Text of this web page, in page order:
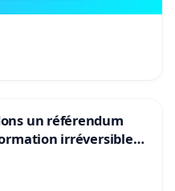
un référendum
irréversible